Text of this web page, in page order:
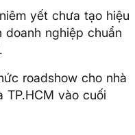
yết chưa tạo hiệu
nghiệp chuẩn
roadshow cho nhà
TP.HCM vào cuối